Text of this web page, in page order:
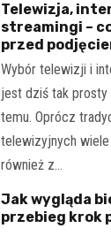
Telewizja,
streamingi –
przed
Wybór telewizji i
jest dziś tak
temu. Oprócz
telewizyjnych
również z…
Jak wygląda
przebieg krok